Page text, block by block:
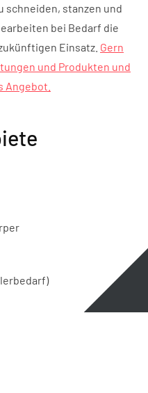
schneiden, stanzen und
bei Bedarf die
Einsatz. Gern
und Produkten und
Angebot.